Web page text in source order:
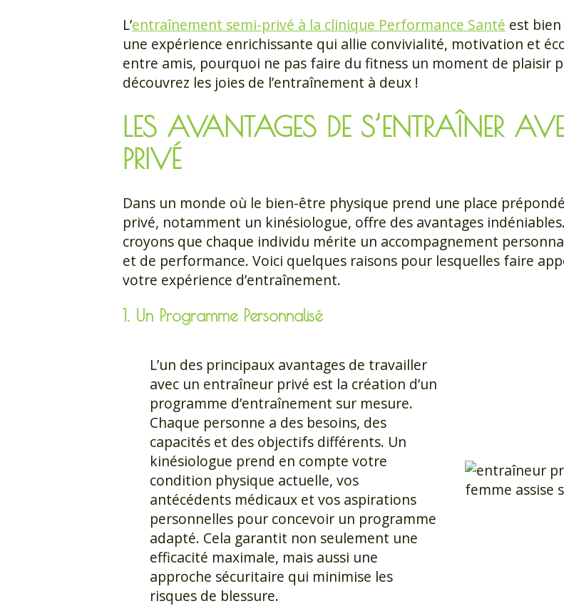
L’entraînement semi-privé à la clinique Performance Santé est bien
une expérience enrichissante qui allie convivialité, motivation et
entre amis, pourquoi ne pas faire du fitness un moment de plaisir
découvrez les joies de l’entraînement à deux !
LES AVANTAGES DE S’ENTRAÎNER
PRIVÉ
Dans un monde où le bien-être physique prend une place
privé, notamment un kinésiologue, offre des avantages
croyons que chaque individu mérite un accompagnement
et de performance. Voici quelques raisons pour lesquelles faire
votre expérience d’entraînement.
1. Un Programme Personnalisé
L’un des principaux avantages de travailler
avec un entraîneur privé est la création d’un
programme d’entraînement sur mesure.
Chaque personne a des besoins, des
capacités et des objectifs différents. Un
kinésiologue prend en compte votre
condition physique actuelle, vos
antécédents médicaux et vos aspirations
personnelles pour concevoir un programme
adapté. Cela garantit non seulement une
efficacité maximale, mais aussi une
approche sécuritaire qui minimise les
risques de blessure.